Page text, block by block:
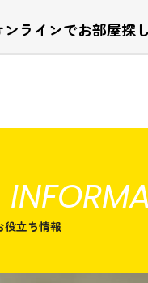
ンラインでお部屋探し
役立ち情報